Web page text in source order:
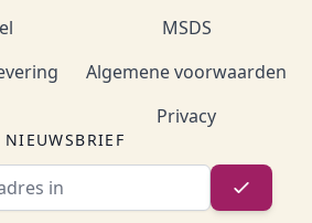
MSDS
Algemene voorwaarden
Privacy
NIEUWSBRIEF